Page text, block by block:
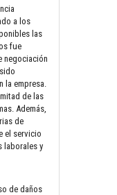
a los
las
fue
negociación
empresa.
de las
Además,
de
el servicio
laborales y
de daños